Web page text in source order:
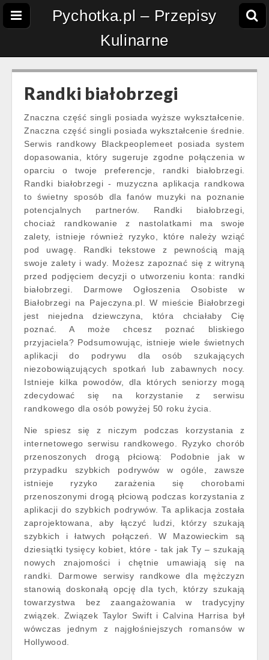
Pychotka.pl – Przepisy
Kulinarne
Randki białobrzegi
Znaczna część singli posiada wyższe wykształcenie.
Znaczna część singli posiada wykształcenie średnie.
Serwis randkowy Blackpeoplemeet posiada system
dopasowania, który sugeruje zgodne połączenia w
oparciu o twoje preferencje, randki białobrzegi.
Randki białobrzegi - muzyczna aplikacja randkowa
to świetny sposób dla fanów muzyki na poznanie
potencjalnych partnerów. Randki białobrzegi,
chociaż randkowanie z nastolatkami ma swoje
zalety, istnieje również ryzyko, które należy wziąć
pod uwagę. Randki tekstowe z pewnością mają
swoje zalety i wady. Możesz zapoznać się z witryną
przed podjęciem decyzji o utworzeniu konta: randki
białobrzegi. Darmowe Ogłoszenia Osobiste w
Białobrzegi na Pajeczyna.pl. W mieście Białobrzegi
jest niejedna dziewczyna, która chciałaby Cię
poznać. A może chcesz poznać bliskiego
przyjaciela? Podsumowując, istnieje wiele świetnych
aplikacji do podrywu dla osób szukających
niezobowiązujących spotkań lub zabawnych nocy.
Istnieje kilka powodów, dla których seniorzy mogą
zdecydować się na korzystanie z serwisu
randkowego dla osób powyżej 50 roku życia.
Nie spiesz się z niczym podczas korzystania z
internetowego serwisu randkowego. Ryzyko chorób
przenoszonych drogą płciową: Podobnie jak w
przypadku szybkich podrywów w ogóle, zawsze
istnieje ryzyko zarażenia się chorobami
przenoszonymi drogą płciową podczas korzystania z
aplikacji do szybkich podrywów. Ta aplikacja została
zaprojektowana, aby łączyć ludzi, którzy szukają
szybkich i łatwych połączeń. W Mazowieckim są
dziesiątki tysięcy kobiet, które - tak jak Ty – szukają
nowych znajomości i chętnie umawiają się na
randki. Darmowe serwisy randkowe dla mężczyzn
stanowią doskonałą opcję dla tych, którzy szukają
towarzystwa bez zaangażowania w tradycyjny
związek. Związek Taylor Swift i Calvina Harrisa był
wówczas jednym z najgłośniejszych romansów w
Hollywood.